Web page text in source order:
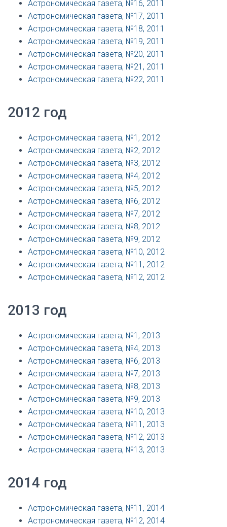
Астрономическая газета, №16, 2011
Астрономическая газета, №17, 2011
Астрономическая газета, №18, 2011
Астрономическая газета, №19, 2011
Астрономическая газета, №20, 2011
Астрономическая газета, №21, 2011
Астрономическая газета, №22, 2011
2012 год
Астрономическая газета, №1, 2012
Астрономическая газета, №2, 2012
Астрономическая газета, №3, 2012
Астрономическая газета, №4, 2012
Астрономическая газета, №5, 2012
Астрономическая газета, №6, 2012
Астрономическая газета, №7, 2012
Астрономическая газета, №8, 2012
Астрономическая газета, №9, 2012
Астрономическая газета, №10, 2012
Астрономическая газета, №11, 2012
Астрономическая газета, №12, 2012
2013 год
Астрономическая газета, №1, 2013
Астрономическая газета, №4, 2013
Астрономическая газета, №6, 2013
Астрономическая газета, №7, 2013
Астрономическая газета, №8, 2013
Астрономическая газета, №9, 2013
Астрономическая газета, №10, 2013
Астрономическая газета, №11, 2013
Астрономическая газета, №12, 2013
Астрономическая газета, №13, 2013
2014 год
Астрономическая газета, №11, 2014
Астрономическая газета, №12, 2014